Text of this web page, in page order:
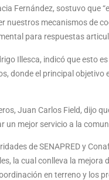
Fernández, sostuvo que
nuestros mecanismos de
para respuestas
Illesca, indicó que esto
donde el principal
Juan Carlos Field, dijo
un mejor servicio a la
de SENAPRED y
la cual conlleva la mejora
en terreno y los